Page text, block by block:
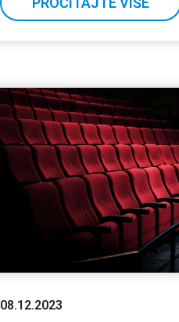
08.12.2023